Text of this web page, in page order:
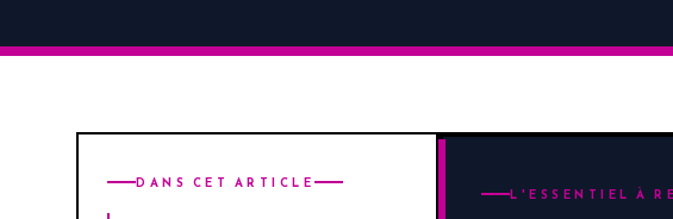
DANS CET ARTICLE
L'ESSENTIEL À